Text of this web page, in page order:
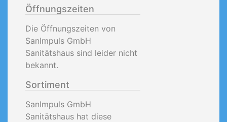
Öffnungszeiten
Die Öffnungszeiten von
SanImpuls GmbH
Sanitätshaus sind leider nicht
bekannt.
Sortiment
SanImpuls GmbH
Sanitätshaus hat diese